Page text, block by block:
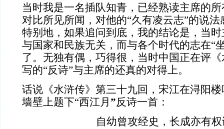
当时我是一名插队知青，已经熟读主席的
对比所见所闻，对他的“久有凌云志”的说
特别地，如果追问到底，我的结论是，当时
与国家和民族无关，而与各个时代的志在“
了。无独有偶，巧得很，当时中国正在评
写的“反诗”与主席的还真的对得上。
话说《水浒传》第三十九回，宋江在浔阳
墙壁上题下“西江月 ”反诗一首：
自幼曾攻经史，长成亦有